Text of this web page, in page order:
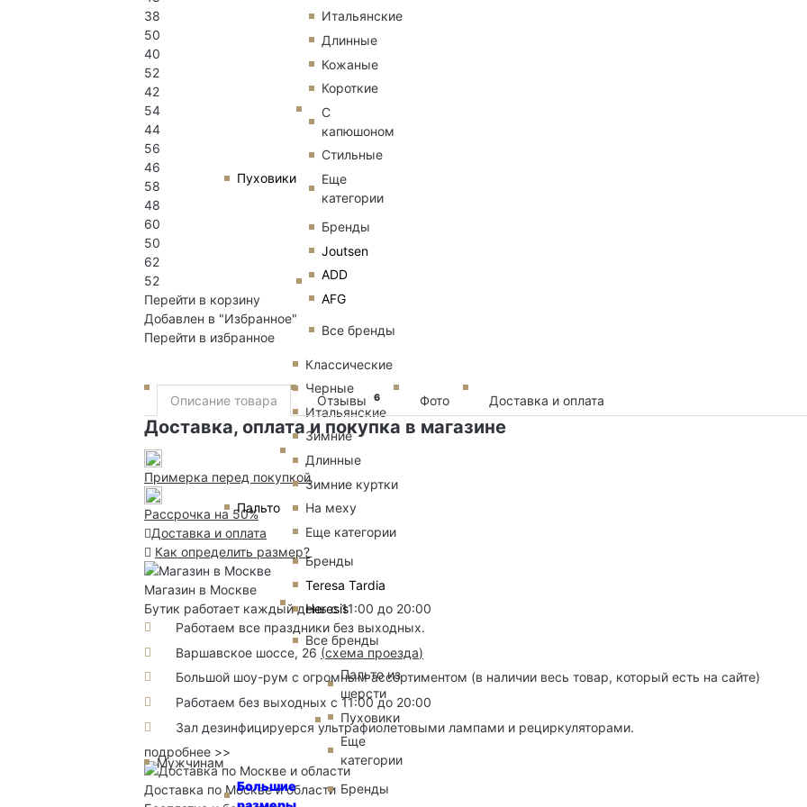
Мужчинам
Пуховики
Итальянские
Длинные
Кожаные
Короткие
С
капюшоном
Стильные
Еще
категории
Бренды
Joutsen
ADD
AFG
Все бренды
Пальто
Классические
Черные
Итальянские
Зимние
Длинные
Зимние куртки
На меху
Еще категории
Бренды
Teresa Tardia
Heresis
Все бренды
Большие
Пальто из
шерсти
Пуховики
Еще
категории
Бренды
38
50
40
52
42
54
44
56
46
58
48
60
50
62
52
Перейти в корзину
Добавлен в "Избранное"
Перейти в избранное
Описание товара Отзывы 6 Фото Доставка и оплата
Доставка, оплата и покупка в магазине
Примерка перед покупкой
Рассрочка на 50%
Доставка и оплата
Как определить размер?
Магазин в Москве
Бутик работает каждый день с 11:00 до 20:00
Работаем все праздники без выходных.
Варшавское шоссе, 26 (схема проезда)
Большой шоу-рум с огромным ассортиментом (в наличии весь товар, который есть на сайте)
Работаем без выходных с 11:00 до 20:00
Зал дезинфицируерся ультрафиолетовыми лампами и рециркуляторами.
подробнее >>
Доставка по Москве и области